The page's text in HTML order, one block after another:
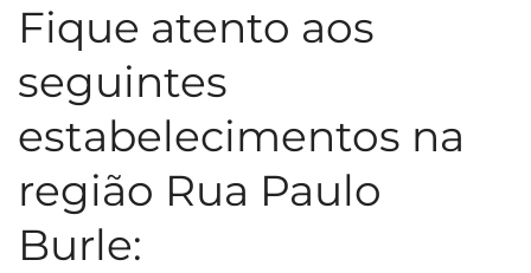
Fique atento aos
seguintes
estabelecimentos na
região Rua Paulo
Burle: